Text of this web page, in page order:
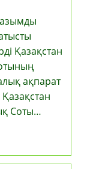
Қазақстан
ақпарат
Соты…